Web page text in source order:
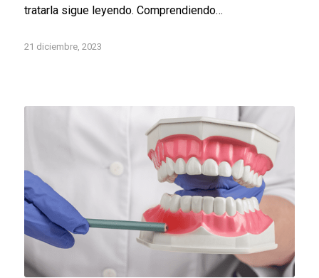
tratarla sigue leyendo. Comprendiendo…
21 diciembre, 2023